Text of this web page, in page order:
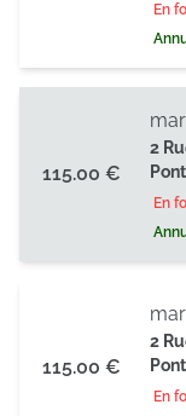
En
115.00 €
2
En
115.00 €
2
En